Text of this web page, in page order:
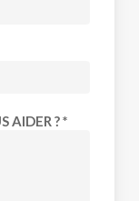
AIDER ? *